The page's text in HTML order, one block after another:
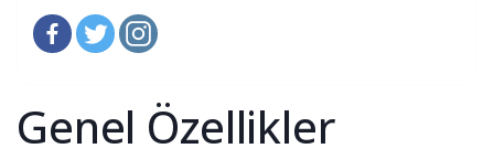
Genel Özellikler